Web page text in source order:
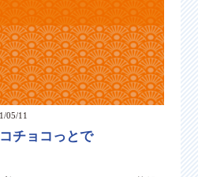
05/11
チョコっとで